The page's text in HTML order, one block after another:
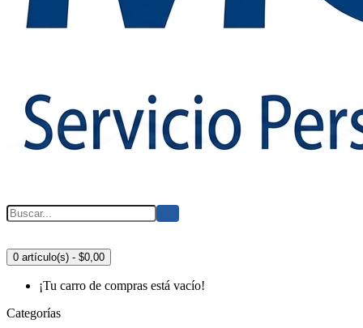
0 artículo(s) - $0,00
¡Tu carro de compras está vacío!
Categorías